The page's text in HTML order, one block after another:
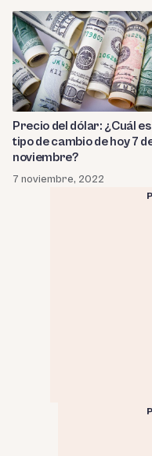
Precio del dólar: ¿Cuál es
tipo de cambio de hoy 7
noviembre?
7 noviembre, 2022